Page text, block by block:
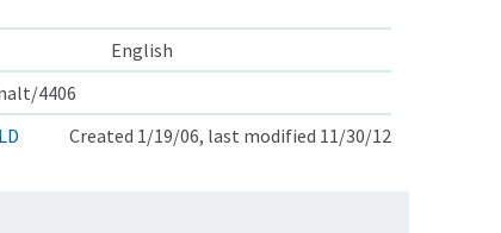
English
4406
Created 1/19/06, last modified 11/30/12